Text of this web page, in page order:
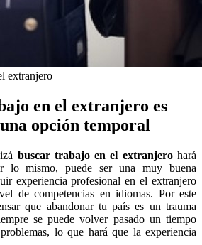
extranjero
en el extranjero es
opción temporal
buscar trabajo en el extranjerohará
lo mismo, puede ser una muy buena
experiencia profesional en el extranjero
de competencias en idiomas. Por este
que abandonar tu país es un trauma
se puede volver pasado un tiempo
lo que hará que la experiencia